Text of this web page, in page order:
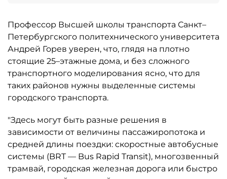
Профессор Высшей школы транспорта Санкт–
Петербургского политехнического университета
Андрей Горев уверен, что, глядя на плотно
стоящие 25–этажные дома, и без сложного
транспортного моделирования ясно, что для
таких районов нужны выделенные системы
городского транспорта.
"Здесь могут быть разные решения в
зависимости от величины пассажиропотока и
средней длины поездки: скоростные автобусные
системы (BRT — Bus Rapid Transit), многозвенный
трамвай, городская железная дорога или быстро